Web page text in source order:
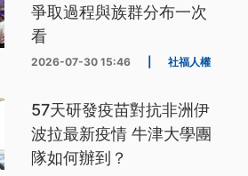
爭取過程與族群分布一次
看
2026-07-30 15:46 社福人權
57天研發疫苗對抗非洲伊
波拉最新疫情 牛津大學團
隊如何辦到？